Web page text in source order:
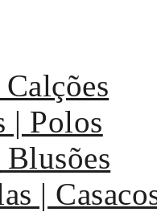
| Polos
Blusões
|